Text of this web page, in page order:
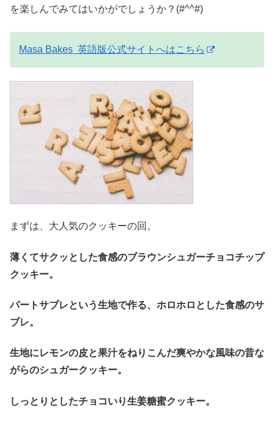
を楽しんでみてはいかがでしょうか？(#^^#)
Masa Bakes 英語版公式サイトへはこちら
まずは、大人気のクッキーの回。
薄くてサクッとした食感のブラウンシュガーチョコチップ
クッキー。
パートサブレという生地で作る、ホロホロとした食感のサ
ブレ。
生地にレモンの皮と果汁をねりこんだ爽やかな風味の昔な
がらのシュガークッキー。
しっとりとしたチョコいり生姜糖蜜クッキー。